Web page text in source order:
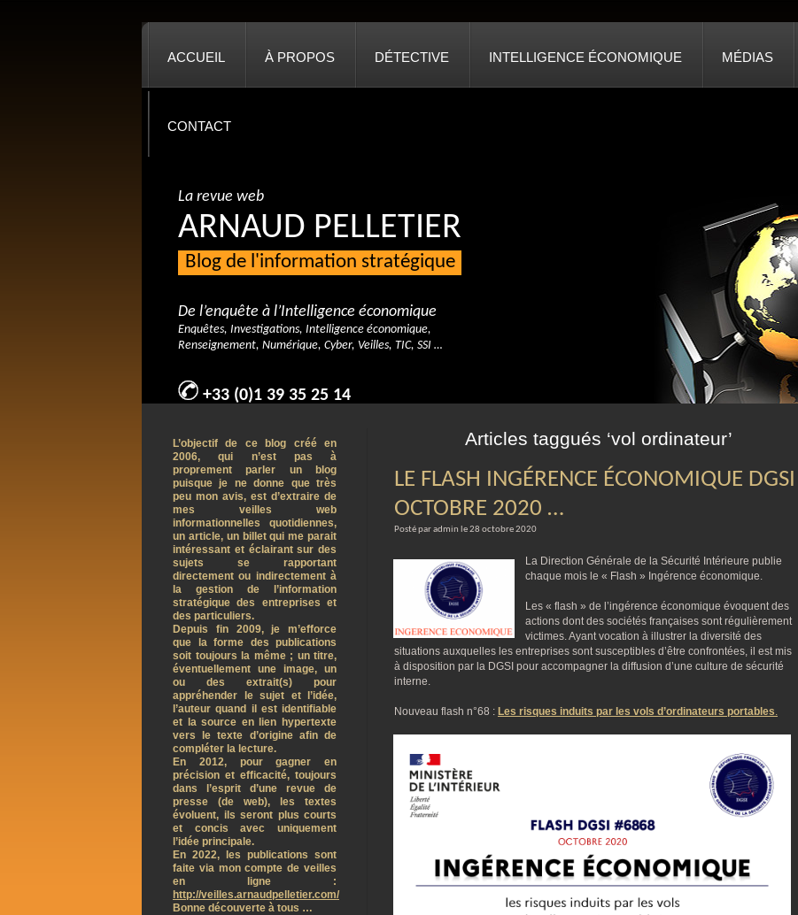
ACCUEIL À PROPOS DÉTECTIVE INTELLIGENCE ÉCONOMIQUE MÉDIAS
CONTACT
La revue web
ARNAUD PELLETIER
Blog de l'information stratégique
De l’enquête à l’Intelligence économique
Enquêtes, Investigations, Intelligence économique,
Renseignement, Numérique, Cyber, Veilles, TIC, SSI …
+33 (0)1 39 35 25 14
Articles taggués ‘vol ordinateur’
LE FLASH INGÉRENCE ÉCONOMIQUE DGSI
OCTOBRE 2020 …
Posté par admin le 28 octobre 2020
La Direction Générale de la Sécurité Intérieure publie
chaque mois le « Flash » Ingérence économique.
Les « flash » de l’ingérence économique évoquent des
actions dont des sociétés françaises sont régulièrement
victimes. Ayant vocation à illustrer la diversité des
situations auxquelles les entreprises sont susceptibles d’être confrontées, il est mis
à disposition par la DGSI pour accompagner la diffusion d’une culture de sécurité
interne.
Nouveau flash n°68 : Les risques induits par les vols d’ordinateurs portables.
L’objectif de ce blog créé en
2006, qui n’est pas à
proprement parler un blog
puisque je ne donne que très
peu mon avis, est d’extraire de
mes veilles web
informationnelles quotidiennes,
un article, un billet qui me parait
intéressant et éclairant sur des
sujets se rapportant
directement ou indirectement à
la gestion de l’information
stratégique des entreprises et
des particuliers.
Depuis fin 2009, je m’efforce
que la forme des publications
soit toujours la même ; un titre,
éventuellement une image, un
ou des extrait(s) pour
appréhender le sujet et l’idée,
l’auteur quand il est identifiable
et la source en lien hypertexte
vers le texte d’origine afin de
compléter la lecture.
En 2012, pour gagner en
précision et efficacité, toujours
dans l’esprit d’une revue de
presse (de web), les textes
évoluent, ils seront plus courts
et concis avec uniquement
l’idée principale.
En 2022, les publications sont
faite via mon compte de veilles
en ligne :
http://veilles.arnaudpelletier.com/
Bonne découverte à tous …